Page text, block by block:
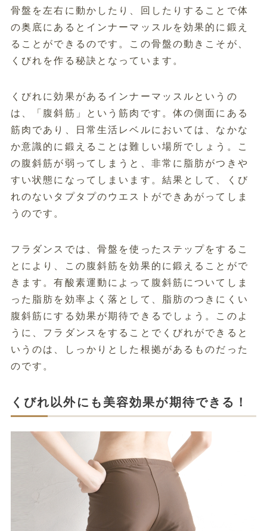
骨盤を左右に動かしたり、回したりすることで体
の奥底にあるとインナーマッスルを効果的に鍛え
ることができるのです。この骨盤の動きこそが、
くびれを作る秘訣となっています。
くびれに効果があるインナーマッスルというの
は、「腹斜筋」という筋肉です。体の側面にある
筋肉であり、日常生活レベルにおいては、なかな
か意識的に鍛えることは難しい場所でしょう。こ
の腹斜筋が弱ってしまうと、非常に脂肪がつきや
すい状態になってしまいます。結果として、くび
れのないタプタプのウエストができあがってしま
うのです。
フラダンスでは、骨盤を使ったステップをするこ
とにより、この腹斜筋を効果的に鍛えることがで
きます。有酸素運動によって腹斜筋についてしま
った脂肪を効率よく落として、脂肪のつきにくい
腹斜筋にする効果が期待できるでしょう。このよ
うに、フラダンスをすることでくびれができると
いうのは、しっかりとした根拠があるものだった
のです。
くびれ以外にも美容効果が期待できる！